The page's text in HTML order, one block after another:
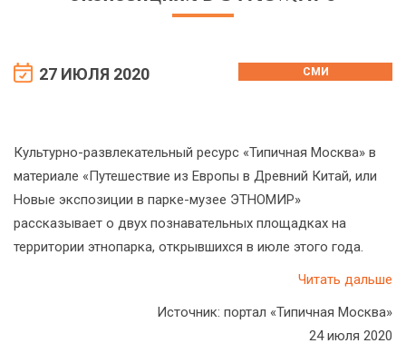
27 ИЮЛЯ 2020 СМИ
Культурно-развлекательный ресурс «Типичная Москва» в
материале «Путешествие из Европы в Древний Китай, или
Новые экспозиции в парке-музее ЭТНОМИР»
рассказывает о двух познавательных площадках на
территории этнопарка, открывшихся в июле этого года.
Читать дальше
Источник: портал «Типичная Москва»
24 июля 2020